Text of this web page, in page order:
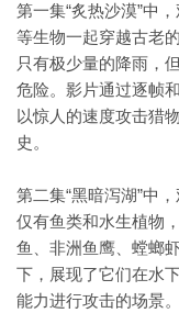
第一集“炙热沙漠”中
等生物一起穿越古老
只有极少量的降雨，
危险。影片通过逐帧
以惊人的速度攻击猎
史。
第二集“黑暗泻湖”中
仅有鱼类和水生植物
鱼、非洲鱼鹰、螳螂
下，展现了它们在水
能力进行攻击的场景。